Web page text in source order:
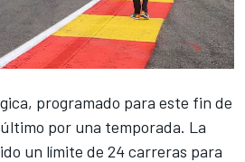
programado para este fin de
por una temporada. La
un límite de 24 carreras para